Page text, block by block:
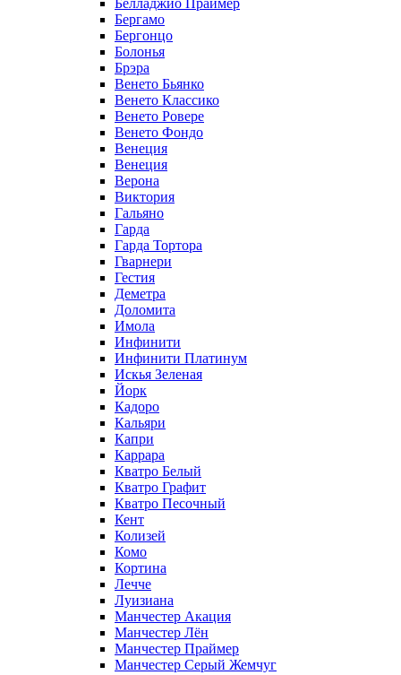
Белладжио Праймер
Бергамо
Бергонцо
Болонья
Брэра
Венето Бьянко
Венето Классико
Венето Ровере
Венето Фондо
Венеция
Венеция
Верона
Виктория
Гальяно
Гарда
Гарда Тортора
Гварнери
Гестия
Деметра
Доломита
Имола
Инфинити
Инфинити Платинум
Искья Зеленая
Йорк
Кадоро
Кальяри
Капри
Каррара
Кватро Белый
Кватро Графит
Кватро Песочный
Кент
Колизей
Комо
Кортина
Лечче
Луизиана
Манчестер Акация
Манчестер Лён
Манчестер Праймер
Манчестер Серый Жемчуг